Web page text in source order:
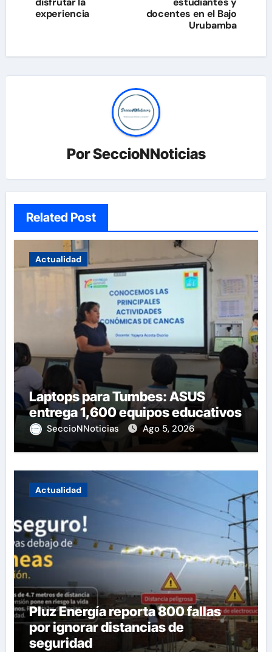
entradas
experiencia
docentes en el Bajo
Urubamba
PorSeccioNNoticias
Related Post
Actualidad
Laptops para Tumbes: ASUS
entrega 1,600 equipos educativos
SeccioNNoticias Ago 5, 2026
Actualidad
Pluz Energía reporta 800 fallas
por ignorar distancias de
seguridad